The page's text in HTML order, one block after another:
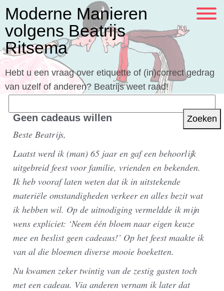
Moderne Manieren
volgens Beatrijs
Ritsema
Hebt u een vraag over etiquette of (in)correct gedrag
van uzelf of anderen? Beatrijs weet raad!
naar:Geen cadeaus willen
Beste Beatrijs,
Laatst werd ik (man) 65 jaar en gaf een behoorlijk
uitgebreid feest voor familie, vrienden en bekenden.
Ik heb vooraf laten weten dat ik in uitstekende
materiële omstandigheden verkeer en alles bezit wat
ik hebben wil. Op de uitnodiging vermeldde ik mijn
wens expliciet: ‘Neem één bloem naar eigen keuze
mee en beslist geen cadeaus!’ Op het feest maakte ik
van al die bloemen diverse mooie boeketten.
Nu kwamen zeker twintig van de zestig gasten toch
met een cadeau. Via anderen vernam ik later dat